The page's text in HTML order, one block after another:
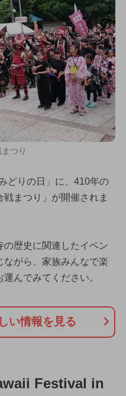
つり
どりの日」に、410年の
まつり」が開催されま
の歴史に関連したイベン
ながら、家族みんなで楽
んでみてください。
い情報を見る
Festival in